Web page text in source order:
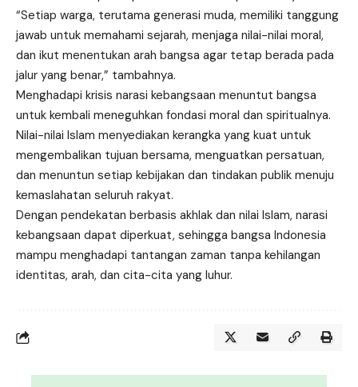
“Setiap warga, terutama generasi muda, memiliki tanggung
jawab untuk memahami sejarah, menjaga nilai-nilai moral,
dan ikut menentukan arah bangsa agar tetap berada pada
jalur yang benar,” tambahnya.
Menghadapi krisis narasi kebangsaan menuntut bangsa
untuk kembali meneguhkan fondasi moral dan spiritualnya.
Nilai-nilai Islam menyediakan kerangka yang kuat untuk
mengembalikan tujuan bersama, menguatkan persatuan,
dan menuntun setiap kebijakan dan tindakan publik menuju
kemaslahatan seluruh rakyat.
Dengan pendekatan berbasis akhlak dan nilai Islam, narasi
kebangsaan dapat diperkuat, sehingga bangsa Indonesia
mampu menghadapi tantangan zaman tanpa kehilangan
identitas, arah, dan cita-cita yang luhur.